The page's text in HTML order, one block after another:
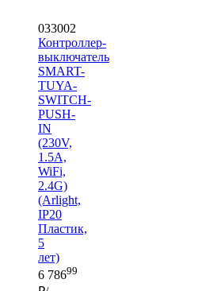
033002
Контроллер-
выключатель
SMART-
TUYA-
SWITCH-
PUSH-
IN
(230V,
1.5A,
WiFi,
2.4G)
(Arlight,
IP20
Пластик,
5
лет)
6 78699